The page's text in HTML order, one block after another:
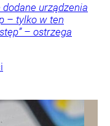
urządzenia
– tylko w ten
– ostrzega